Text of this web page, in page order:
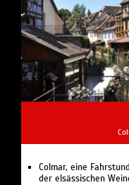
Colmar, eine
der elsässischen